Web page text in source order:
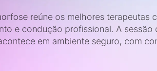
reúne os melhores terapeutas
e condução profissional. A sessão
em ambiente seguro, com